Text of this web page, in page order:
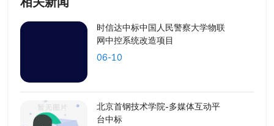
时信达中标中国人民警察大学物联
网中控系统改造项目
06-10
北京首钢技术学院-多媒体互动平
台中标